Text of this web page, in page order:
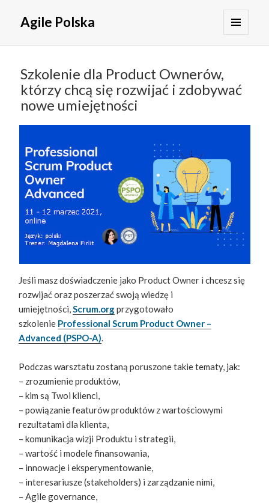
Agile Polska
Szkolenie dla Product Ownerów,
którzy chcą się rozwijać i zdobywać
nowe umiejętności
Jeśli masz doświadczenie jako Product Owner i chcesz się
rozwijać oraz poszerzać swoją wiedzę i
umiejętności,Scrum.orgprzygotowało
szkolenie Professional Scrum Product Owner –
Advanced (PSPO-A).
Podczas warsztatu zostaną poruszone takie tematy, jak:
– zrozumienie produktów,
– kim są Twoi klienci,
– powiązanie featurów produktów z wartościowymi
rezultatami dla klienta,
– komunikacja wizji Produktu i strategii,
– wartość i modele finansowania,
– innowacje i eksperymentowanie,
– interesariusze (stakeholders) i zarządzanie nimi,
– Agile governance,